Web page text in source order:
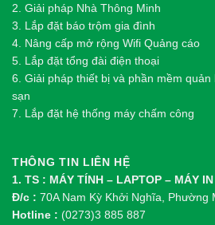
2. Giải pháp Nhà Thông Minh
3. Lắp đặt báo trộm gia đình
4. Nâng cấp mở rộng Wifi Quảng cáo
5. Lắp đặt tổng đài điện thoại
6. Giải pháp thiết bị và phần mềm
sạn
7. Lắp đặt hệ thống máy chấm công
THÔNG TIN LIÊN HỆ
1. TS : MÁY TÍNH – LAPTOP – MÁY
Đ/c : 70A Nam Kỳ Khởi Nghĩa, Phường
Hotline : (0273)3 885 887